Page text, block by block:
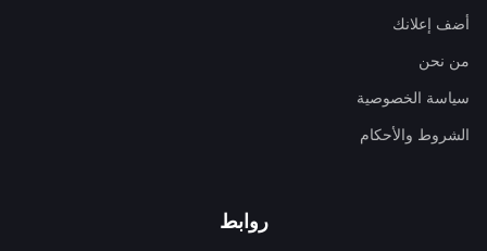
أضف إعلانك
من نحن
سياسة الخصوصية
الشروط والأحكام
روابط